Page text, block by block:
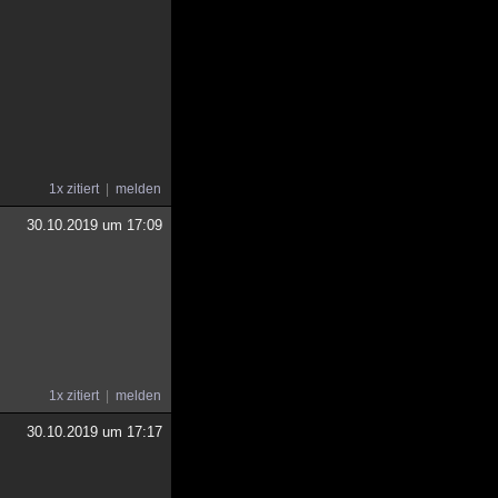
1x zitiert melden
30.10.2019 um 17:09
1x zitiert melden
30.10.2019 um 17:17